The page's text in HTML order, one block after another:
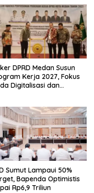
DPRD Medan Susun
Kerja 2027, Fokus
Digitalisasi dan
Sumut Lampaui 50%
Bapenda Optimistis
Rp6,9 Triliun